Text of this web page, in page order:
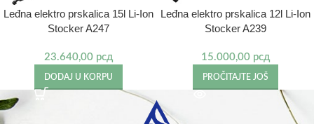
Leđna elektro prskalica 15l Li-Ion
Stocker A247
23.640,00 рсд
DODAJ U KORPU
Leđna elektro prskalica 12l Li-Ion
Stocker A239
15.000,00 рсд
PROČITAJTE JOŠ